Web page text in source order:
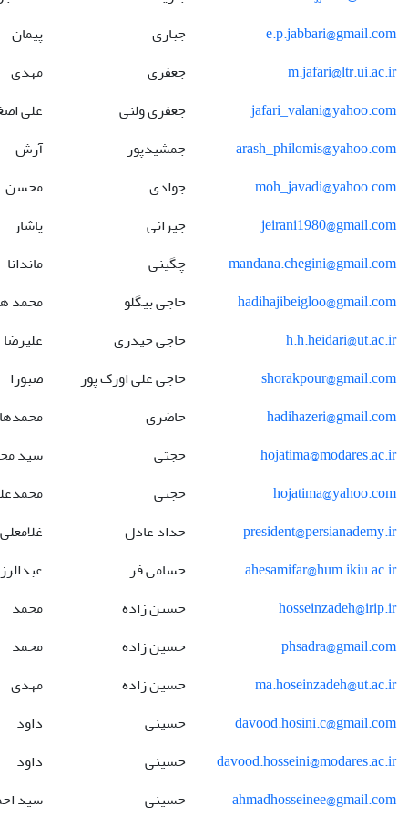
e.p.jabbari@gmail.com
جباری
پیمان
m.jafari@ltr.ui.ac.ir
جعفری
مهدی
jafari_valani@yahoo.com
جعفری ولنی
علی
arash_philomis@yahoo.com
جمشیدپور
آرش
moh_javadi@yahoo.com
جوادی
محسن
jeirani1980@gmail.com
جیرانی
یاشار
mandana.chegini@gmail.com
چگینی
ماندانا
hadihajibeigloo@gmail.com
حاجی بیگلو
محمد
h.h.heidari@ut.ac.ir
حاجی حیدری
علیرضا
shorakpour@gmail.com
حاجی علی اورک پور
صبورا
hadihazeri@gmail.com
حاضری
hojatima@modares.ac.ir
حجتی
سید
hojatima@yahoo.com
حجتی
president@persianademy.ir
حداد عادل
غلامعلی
ahesamifar@hum.ikiu.ac.ir
حسامی فر
hosseinzadeh@irip.ir
حسین زاده
محمد
phsadra@gmail.com
حسین زاده
محمد
ma.hoseinzadeh@ut.ac.ir
حسین زاده
مهدی
davood.hosini.c@gmail.com
حسینی
داود
davood.hosseini@modares.ac.ir
حسینی
داود
ahmadhosseinee@gmail.com
حسینی
سید